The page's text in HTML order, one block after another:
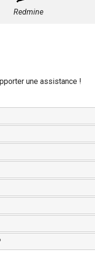
Redmine
une assistance !